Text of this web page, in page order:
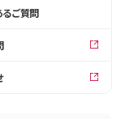
トサイトの使い方
故障情報通知サー
るご質問